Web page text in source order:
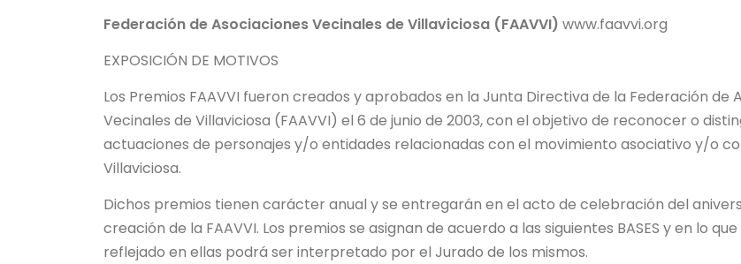
Federación de Asociaciones Vecinales de Villaviciosa (FAAVVI) www.faavvi.org
EXPOSICIÓN DE MOTIVOS
Los Premios FAAVVI fueron creados y aprobados en la Junta Directiva de la Federación de
Vecinales de Villaviciosa (FAAVVI) el 6 de junio de 2003, con el objetivo de reconocer o
actuaciones de personajes y/o entidades relacionadas con el movimiento asociativo y/o
Villaviciosa.
Dichos premios tienen carácter anual y se entregarán en el acto de celebración del
creación de la FAAVVI. Los premios se asignan de acuerdo a las siguientes BASES y en lo
reflejado en ellas podrá ser interpretado por el Jurado de los mismos.